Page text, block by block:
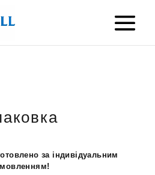
за індивідуальним